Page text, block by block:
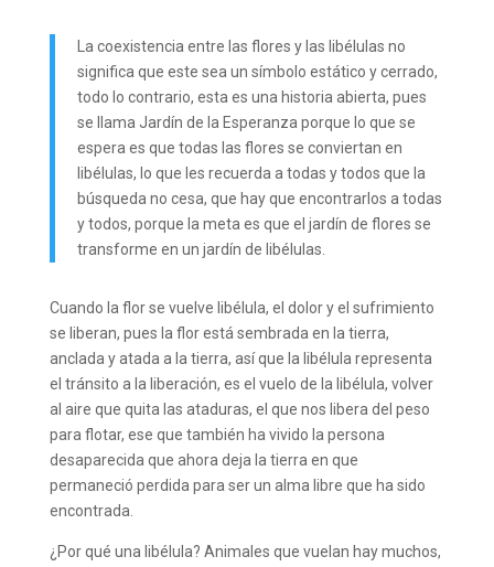
La coexistencia entre las flores y las libélulas no
significa que este sea un símbolo estático y cerrado,
todo lo contrario, esta es una historia abierta, pues
se llama Jardín de la Esperanza porque lo que se
espera es que todas las flores se conviertan en
libélulas, lo que les recuerda a todas y todos que la
búsqueda no cesa, que hay que encontrarlos a todas
y todos, porque la meta es que el jardín de flores se
transforme en un jardín de libélulas.
Cuando la flor se vuelve libélula, el dolor y el sufrimiento
se liberan, pues la flor está sembrada en la tierra,
anclada y atada a la tierra, así que la libélula representa
el tránsito a la liberación, es el vuelo de la libélula, volver
al aire que quita las ataduras, el que nos libera del peso
para flotar, ese que también ha vivido la persona
desaparecida que ahora deja la tierra en que
permaneció perdida para ser un alma libre que ha sido
encontrada.
¿Por qué una libélula? Animales que vuelan hay muchos,